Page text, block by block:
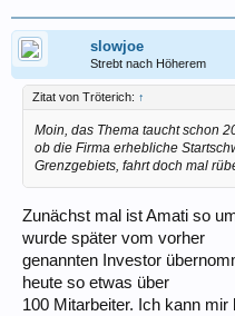
slowjoe
Strebt nach Höherem
Zitat von Tröterich: ↑
Moin, das Thema taucht schon
ob die Firma erhebliche
Grenzgebiets, fahrt doch mal
Zunächst mal ist Amati so
wurde später vom vorher
genannten Investor
heute so etwas über
100 Mitarbeiter. Ich kann